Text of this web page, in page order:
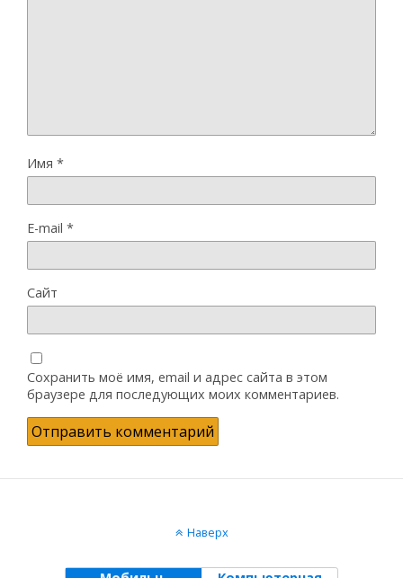
Имя *
E-mail *
Сайт
Сохранить моё имя, email и адрес сайта в этом
браузере для последующих моих комментариев.
Наверх